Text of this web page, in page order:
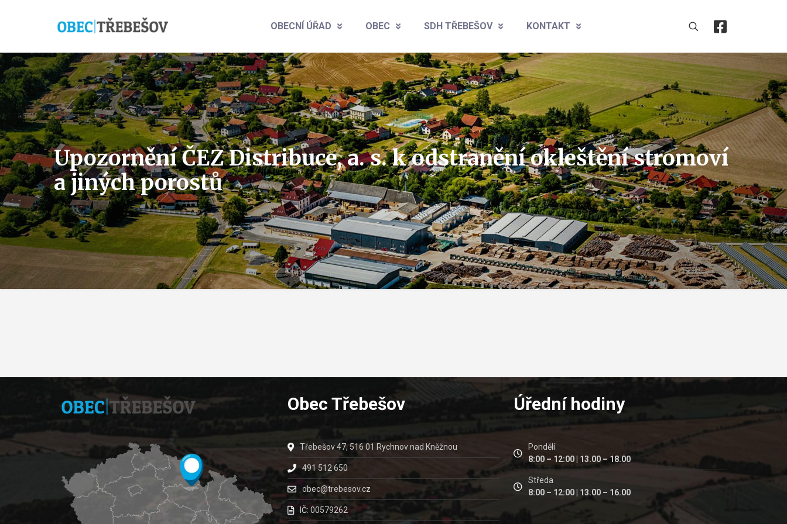
OBECNÍ ÚŘAD OBEC SDH TŘEBEŠOV KONTAKT
Upozornění ČEZ Distribuce, a. s. k odstranění okleštění stromoví
a jiných porostů
Obec Třebešov
Třebešov 47, 516 01 Rychnov nad Kněžnou
491 512 650
obec@trebesov.cz
IČ: 00579262
Úřední hodiny
Pondělí
8:00 – 12:00 | 13.00 – 18.00
Středa
8:00 – 12:00 | 13.00 – 16.00